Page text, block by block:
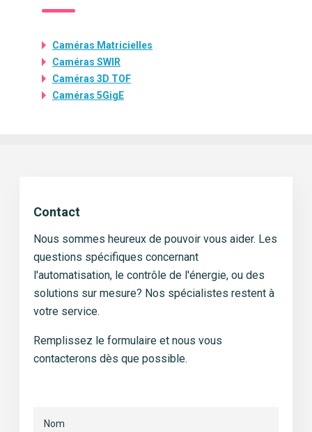
Caméras Matricielles
Caméras SWIR
Caméras 3D TOF
Caméras 5GigE
Contact
Nous sommes heureux de pouvoir vous aider. Les
questions spécifiques concernant
l'automatisation, le contrôle de l'énergie, ou des
solutions sur mesure? Nos spécialistes restent à
votre service.
Remplissez le formulaire et nous vous
contacterons dès que possible.